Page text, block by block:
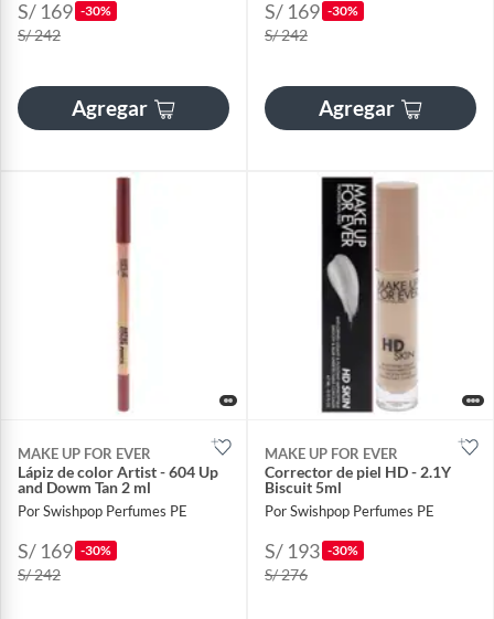
S/ 169 -30%
S/ 242
Agregar
S/ 169 -30%
S/ 242
Agregar
MAKE UP FOR EVER
Lápiz de color Artist - 604 Up
and Dowm Tan 2 ml
Por Swishpop Perfumes PE
S/ 169 -30%
S/ 242
MAKE UP FOR EVER
Corrector de piel HD - 2.1Y
Biscuit 5ml
Por Swishpop Perfumes PE
S/ 193 -30%
S/ 276